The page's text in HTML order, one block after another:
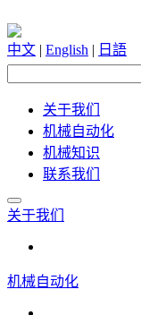
中文 | English | 日語
关于我们
机械自动化
机械知识
联系我们
关于我们
机械自动化